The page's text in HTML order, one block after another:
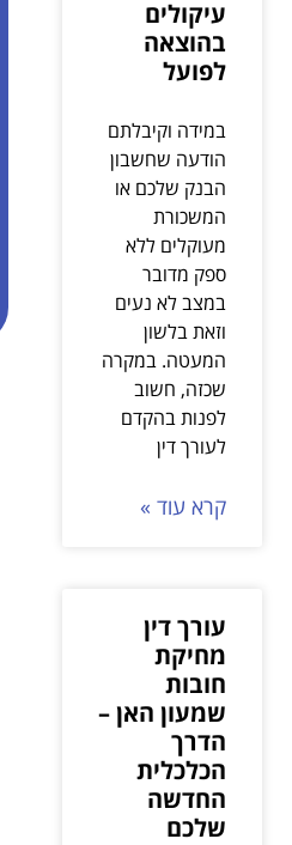
עיקולים
בהוצאה
לפועל
במידה וקיבלתם
הודעה שחשבון
הבנק שלכם או
המשכורת
מעוקלים ללא
ספק מדובר
במצב לא נעים
וזאת בלשון
המעטה. במקרה
שכזה, חשוב
לפנות בהקדם
לעורך דין
קרא עוד »
עורך דין
מחיקת
חובות
שמעון האן –
הדרך
הכלכלית
החדשה
שלכם